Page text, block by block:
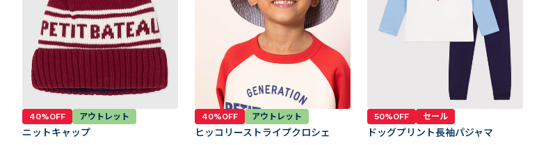
40%OFF アウトレット
ニットキャップ
40%OFF アウトレット
ヒッコリーストライプクロシェ
50%OFF セール
ドッグプリント長袖パジャマ